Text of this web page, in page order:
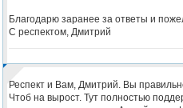
Благодарю заранее за ответы и
С респектом, Дмитрий
Респект и Вам, Дмитрий. Вы
Чтоб на вырост. Тут полностью